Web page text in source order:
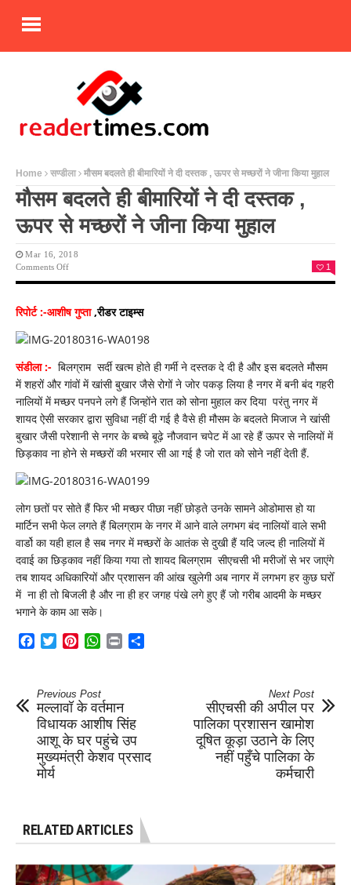
Home सण्डीला मौसम बदलते ही बीमारियों ने दी दस्तक , ऊपर से मच्छरों ने जीना किया मुहाल
मौसम बदलते ही बीमारियों ने दी दस्तक ,
ऊपर से मच्छरों ने जीना किया मुहाल
Mar 16, 2018
Comments OffOn
बीमारियों
दी
,
ऊपर
से
मच्छरों
ने
किया
मुहाल
1
रिपोर्ट :-आशीष गुप्ता,रीडर टाइम्स
संडीला :- बिलग्राम सर्दी खत्म होते ही गर्मी ने दस्तक दे दी है और इस बदलते मौसम
में शहरों और गांवों में खांसी बुखार जैसे रोगों ने जोर पकड़ लिया है नगर में बनी बंद गहरी
नालियों में मच्छर पनपने लगे हैं जिन्होंने रात को सोना मुहाल कर दिया परंतु नगर में
शायद ऐसी सरकार द्वारा सुविधा नहीं दी गई है वैसे ही मौसम के बदलते मिजाज ने खांसी
बुखार जैसी परेशानी से नगर के बच्चे बूढ़े नौजवान चपेट में आ रहे हैं ऊपर से नालियों में
छिड़काव ना होने से मच्छरों की भरमार सी आ गई है जो रात को सोने नहीं देती हैं.
लोग छतों पर सोते हैं फिर भी मच्छर पीछा नहीं छोड़ते उनके सामने ओडोमास हो या
मार्टिन सभी फेल लगते हैं बिलग्राम के नगर में आने वाले लगभग बंद नालियों वाले सभी
वार्डो का यही हाल है सब नगर में मच्छरों के आतंक से दुखी हैं यदि जल्द ही नालियों में
दवाई का छिड़काव नहीं किया गया तो शायद बिलग्राम सीएचसी भी मरीजों से भर जाएंगे
तब शायद अधिकारियों और प्रशासन की आंख खुलेगी अब नागर में लगभग हर कुछ घरोँ
में ना ही तो बिजली है और ना ही हर जगह पंखे लगे हुए हैं जो गरीब आदमी के मच्छर
भगाने के काम आ सके।
Facebook
TwitterPinterestWhatsApp
Print
Previous Post
मल्लावॉ के वर्तमान
विधायक आशीष सिंह
आशू के घर पहुंचे उप
मुख्यमंत्री केशव प्रसाद
मोर्य
Next Post
सीएचसी की अपील पर
पालिका प्रशासन खामोश
दूषित कूड़ा उठाने के लिए
नहीं पहुँचे पालिका के
कर्मचारी
RELATED ARTICLES